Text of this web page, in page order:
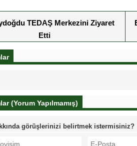
TEDAŞ Merkezini Ziyaret
Etti
(Yorum Yapılmamış)
görüşlerinizi belirtmek istermisiniz?